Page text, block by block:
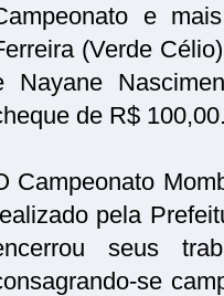
e
(Verde
Nayane
de R$ 100,00.
Campeonato
pela
seus
se